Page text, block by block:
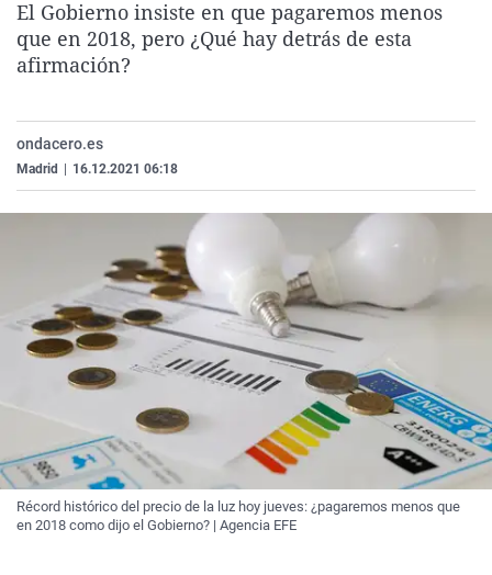
La rosa de los vientos
Caso
Extremadura
Virales
El Gobierno insiste en que pagaremos menos
que en 2018, pero ¿Qué hay detrás de esta
afirmación?
ondacero.es
Madrid 16.12.2021 06:18
Récord histórico del precio de la luz hoy jueves: ¿pagaremos menos que
en 2018 como dijo el Gobierno? | Agencia EFE